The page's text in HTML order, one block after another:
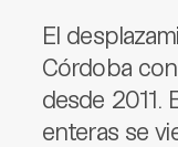
El
Córdoba
desde 2011.
enteras se